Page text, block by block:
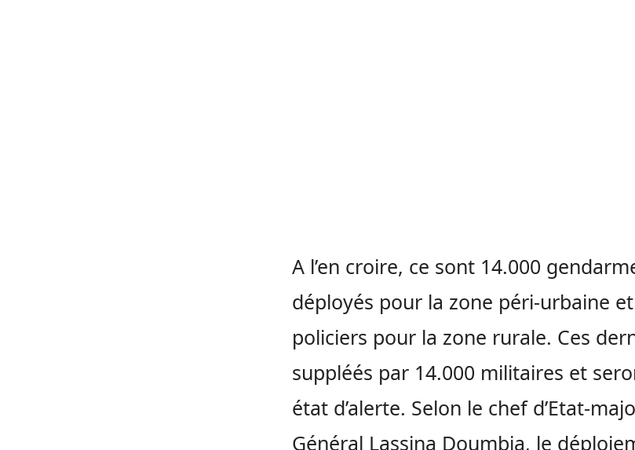
A l’en croire, ce sont 14.000
déployés pour la zone péri-urbaine
policiers pour la zone rurale. Ces
suppléés par 14.000 militaires et
état d’alerte. Selon le chef d’Etat-
Général Lassina Doumbia, le